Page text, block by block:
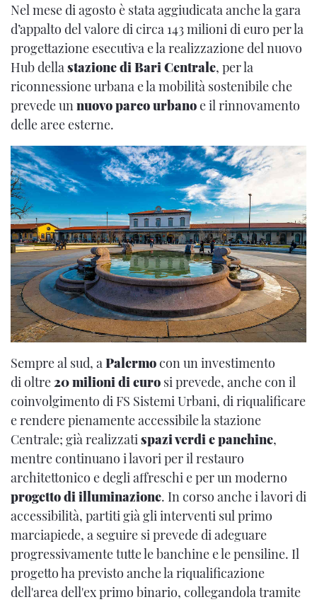
Nel mese di agosto è stata aggiudicata anche la gara
d’appalto del valore di circa 143 milioni di euro per la
progettazione esecutiva e la realizzazione del nuovo
Hub della stazione di Bari Centrale, per la
riconnessione urbana e la mobilità sostenibile che
prevede un nuovo parco urbanoe il rinnovamento
delle aree esterne.
Sempre al sud, aPalermocon un investimento
di oltre20 milioni di euro si prevede, anche con il
coinvolgimento di FS Sistemi Urbani, di riqualificare
e rendere pienamente accessibile la stazione
Centrale; già realizzatispazi verdi e panchine,
mentre continuano i lavori per il restauro
architettonico e degli affreschi e per un moderno
progetto di illuminazione. In corso anche i lavori di
accessibilità, partiti già gli interventi sul primo
marciapiede, a seguire si prevede di adeguare
progressivamente tutte le banchine e le pensiline. Il
progetto ha previsto anche la riqualificazione
dell'area dell'ex primo binario, collegandola tramite